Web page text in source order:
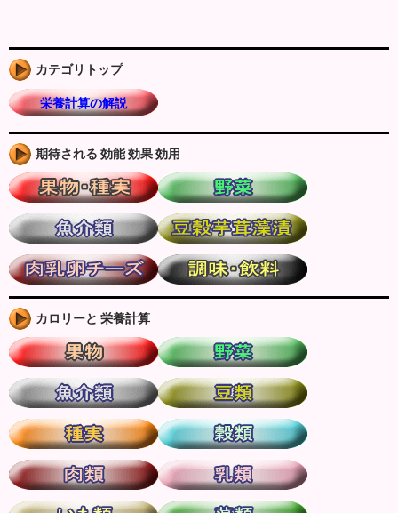
カテゴリトップ
栄養計算の解説
期待される 効能 効果 効用
カロリーと 栄養計算